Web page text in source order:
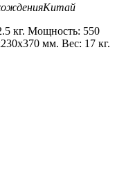
Китай
кг. Мощность: 550
мм. Вес: 17 кг.